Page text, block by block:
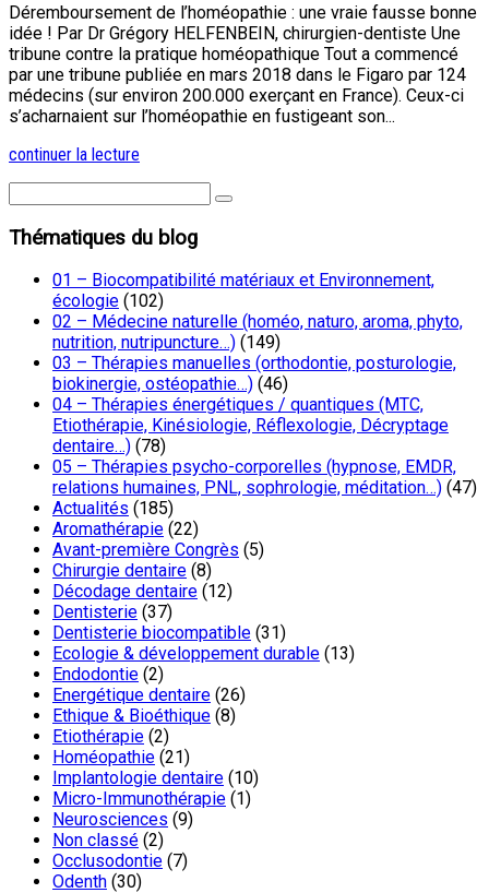
Déremboursement de l’homéopathie : une vraie fausse bonne
idée ! Par Dr Grégory HELFENBEIN, chirurgien-dentiste Une
tribune contre la pratique homéopathique Tout a commencé
par une tribune publiée en mars 2018 dans le Figaro par 124
médecins (sur environ 200.000 exerçant en France). Ceux-ci
s’acharnaient sur l’homéopathie en fustigeant son...
continuer la lecture
Thématiques du blog
01 – Biocompatibilité matériaux et Environnement,
écologie (102)
02 – Médecine naturelle (homéo, naturo, aroma, phyto,
nutrition, nutripuncture…) (149)
03 – Thérapies manuelles (orthodontie, posturologie,
biokinergie, ostéopathie…) (46)
04 – Thérapies énergétiques / quantiques (MTC,
Etiothérapie, Kinésiologie, Réflexologie, Décryptage
dentaire…) (78)
05 – Thérapies psycho-corporelles (hypnose, EMDR,
relations humaines, PNL, sophrologie, méditation…) (47)
Actualités (185)
Aromathérapie (22)
Avant-première Congrès (5)
Chirurgie dentaire (8)
Décodage dentaire (12)
Dentisterie (37)
Dentisterie biocompatible (31)
Ecologie & développement durable (13)
Endodontie (2)
Energétique dentaire (26)
Ethique & Bioéthique (8)
Etiothérapie (2)
Homéopathie (21)
Implantologie dentaire (10)
Micro-Immunothérapie (1)
Neurosciences (9)
Non classé (2)
Occlusodontie (7)
Odenth (30)